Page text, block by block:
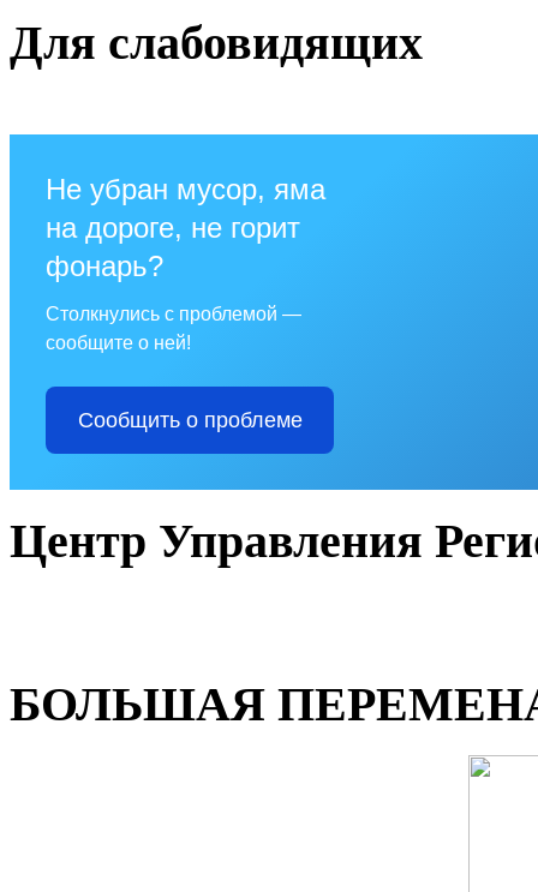
Для слабовидящих
Не убран мусор, яма
на дороге, не горит
фонарь?
Столкнулись с проблемой —
сообщите о ней!
Сообщить о проблеме
Центр Управления
БОЛЬШАЯ